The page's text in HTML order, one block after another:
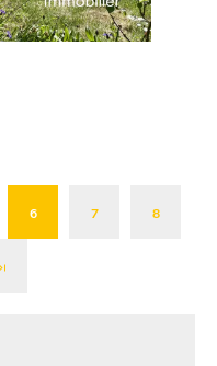
6 7 8